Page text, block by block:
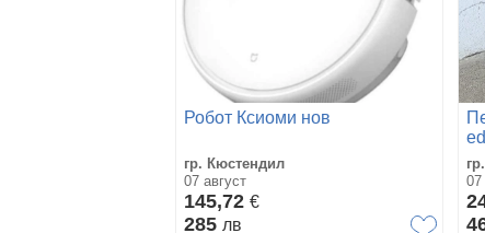
Робот Ксиоми нов
гр. Кюстендил
07 август
145,72 €
285 лв
07